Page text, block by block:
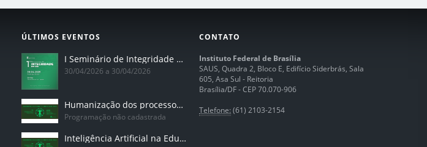
ÚLTIMOS EVENTOS
I Seminário de Integridade do IFB
30/04/2026 a 30/04/2026
Humanização dos processos de trabalhos em tempos de IA
Programação não cadastrada
Inteligência Artificial na Educação Profissional e Tecnológica: potencialidades, desafios e desenvolvimento docente
CONTATO
Instituto Federal de Brasília
SAUS, Quadra 2, Bloco E, Edifício Siderbrás, Sala
605, Asa Sul - Reitoria
Brasília/DF - CEP 70.070-906
Telefone: (61) 2103-2154